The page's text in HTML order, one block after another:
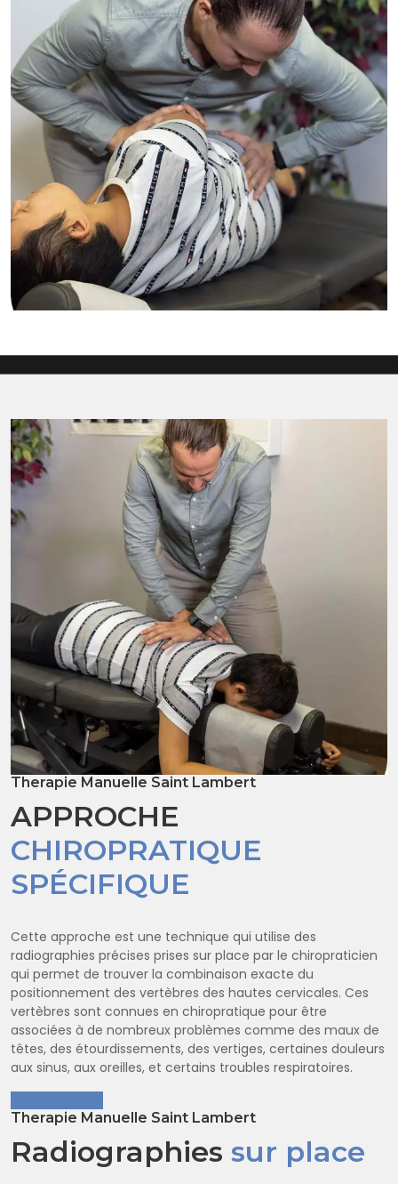
Therapie Manuelle Saint Lambert
APPROCHE
CHIROPRATIQUE
SPÉCIFIQUE
Cette approche est une technique qui utilise des
radiographies précises prises sur place par le chiropraticien
qui permet de trouver la combinaison exacte du
positionnement des vertèbres des hautes cervicales. Ces
vertèbres sont connues en chiropratique pour être
associées à de nombreux problèmes comme des maux de
têtes, des étourdissements, des vertiges, certaines douleurs
aux sinus, aux oreilles, et certains troubles respiratoires.
Therapie Manuelle Saint Lambert
Radiographies sur place